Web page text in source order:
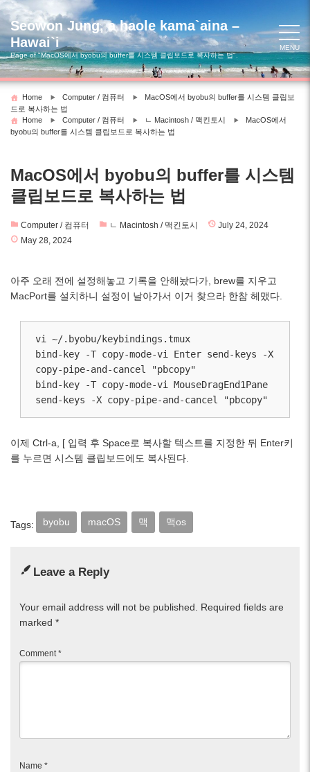
Skip
to
content
Seowon Jung, a haole kama`aina –
Hawai`i
Page of "MacOS에서 byobu의 buffer를 시스템 클립보드로 복사하는 법".
MENU
Home Computer / 컴퓨터
MacOS에서 byobu의 buffer를 시스템 클립보
드로 복사하는 법
Home
Computer / 컴퓨터 ㄴ Macintosh / 맥킨토시
MacOS에서
byobu의 buffer를 시스템 클립보드로 복사하는 법
MacOS에서 byobu의 buffer를 시스템
클립보드로 복사하는 법
Computer / 컴퓨터 ㄴ Macintosh / 맥킨토시
July 24, 2024
May 28, 2024
아주 오래 전에 설정해놓고 기록을 안해놨다가, brew를 지우고
MacPort를 설치하니 설정이 날아가서 이거 찾으라 한참 헤맸다.
vi ~/.byobu/keybindings.tmux
bind-key -T copy-mode-vi Enter send-keys -X
copy-pipe-and-cancel "pbcopy"
bind-key -T copy-mode-vi MouseDragEnd1Pane
send-keys -X copy-pipe-and-cancel "pbcopy"
이제 Ctrl-a, [ 입력 후 Space로 복사할 텍스트를 지정한 뒤 Enter키
를 누르면 시스템 클립보드에도 복사된다.
Tags: byobu macOS 맥 맥os
Leave a Reply
Your email address will not be published. Required fields are
marked *
Comment *
Name *